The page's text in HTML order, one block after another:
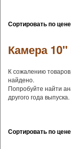
Сортировать по
Камера 10"
К сожалению
найдено.
Попробуйте найти
другого года выпуска.
Сортировать по